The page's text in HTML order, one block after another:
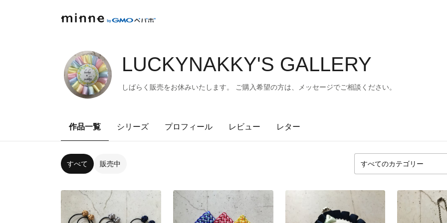
LUCKYNAKKY'S GALLERY
しばらく販売をお休みいたします。 ご購入希望の方は、メッセージでご相談ください。
作品一覧 シリーズ プロフィール レビュー レター
すべて 販売中